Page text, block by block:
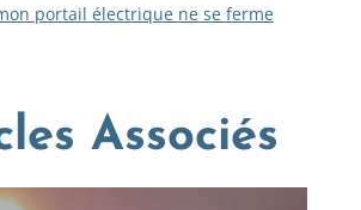
portail électrique ne se ferme
Associés